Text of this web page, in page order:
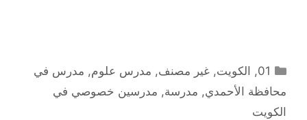
التصنيفات
01
, الكويت,غير مصنف, مدرس علوم, مدرس في
محافظة الأحمدي, مدرسة, مدرسين خصوصي في
الكويت